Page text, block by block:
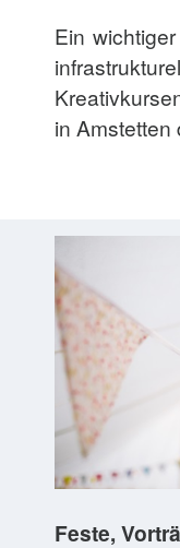
Ein
in
Feste,